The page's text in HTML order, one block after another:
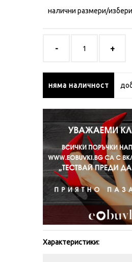
налични размери/
няма наличност
Характеристики: